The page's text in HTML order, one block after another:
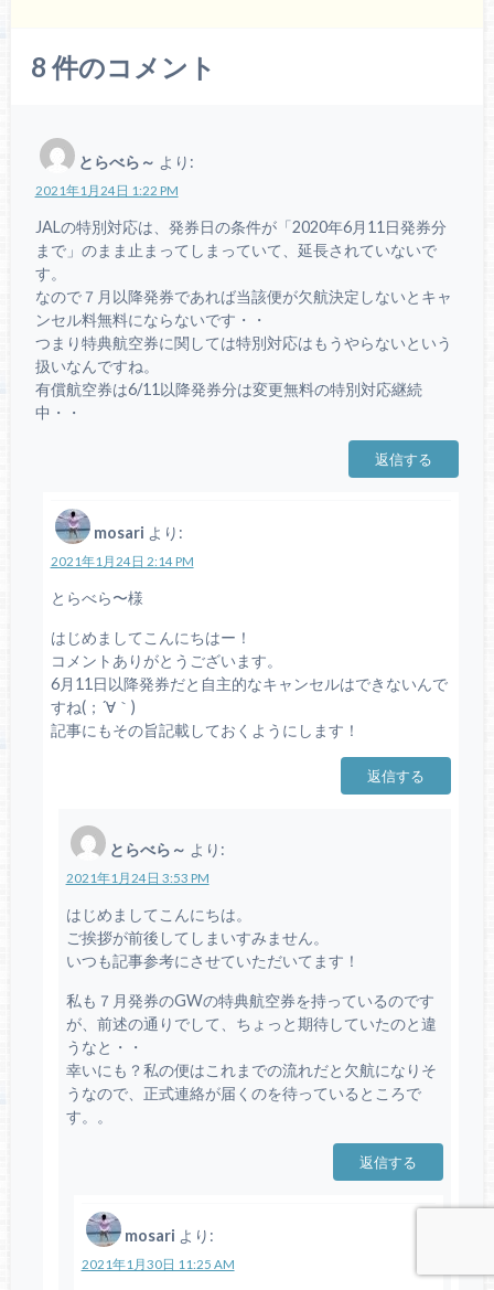
8 件のコメント
とらべら～ より:
2021年1月24日 1:22 PM
JALの特別対応は、発券日の条件が「2020年6月11日発券分
まで」のまま止まってしまっていて、延長されていないで
す。
なので７月以降発券であれば当該便が欠航決定しないとキャ
ンセル料無料にならないです・・
つまり特典航空券に関しては特別対応はもうやらないという
扱いなんですね。
有償航空券は6/11以降発券分は変更無料の特別対応継続
中・・
返信する
mosari より:
2021年1月24日 2:14 PM
とらべら〜様
はじめましてこんにちはー！
コメントありがとうございます。
6月11日以降発券だと自主的なキャンセルはできないんで
すね(；´∀｀)
記事にもその旨記載しておくようにします！
返信する
とらべら～ より:
2021年1月24日 3:53 PM
はじめましてこんにちは。
ご挨拶が前後してしまいすみません。
いつも記事参考にさせていただいてます！
私も７月発券のGWの特典航空券を持っているのです
が、前述の通りでして、ちょっと期待していたのと違
うなと・・
幸いにも？私の便はこれまでの流れだと欠航になりそ
うなので、正式連絡が届くのを待っているところで
す。。
返信する
mosari より:
2021年1月30日 11:25 AM